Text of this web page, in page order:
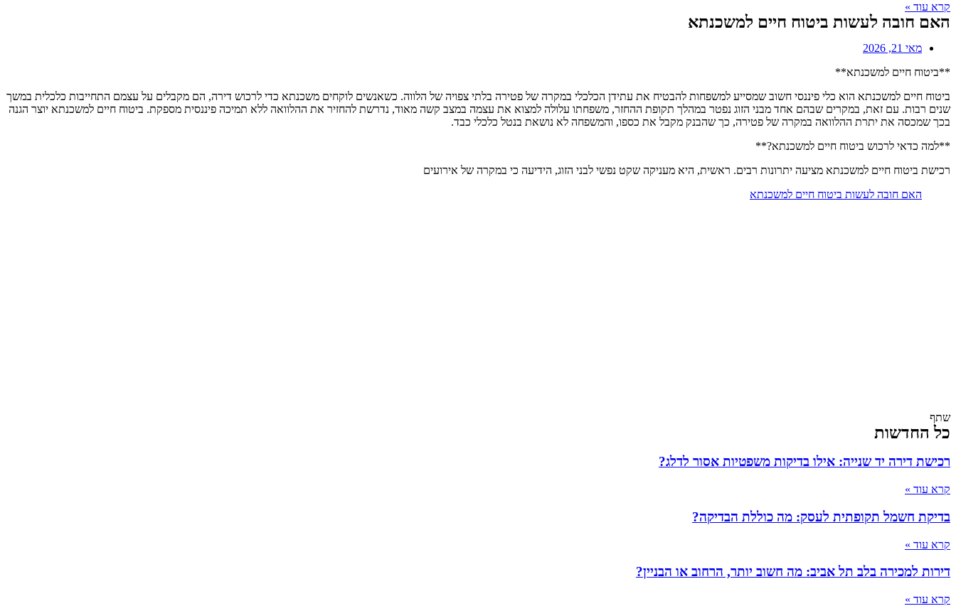
קרא עוד »
האם חובה לעשות ביטוח חיים למשכנתא
מאי 21, 2026
**ביטוח חיים למשכנתא**
ביטוח חיים למשכנתא הוא כלי פיננסי חשוב שמסייע למשפחות להבטיח את עתידן הכלכלי במקרה של פטירה בלתי צפויה של הלווה. כשאנשים לוקחים משכנתא כדי לרכוש דירה, הם מקבלים על עצמם התחייבות כלכלית במשך
שנים רבות. עם זאת, במקרים שבהם אחד מבני הזוג נפטר במהלך תקופת ההחזר, משפחתו עלולה למצוא את עצמה במצב קשה מאוד, נדרשת להחזיר את ההלוואה ללא תמיכה פיננסית מספקת. ביטוח חיים למשכנתא יוצר הגנה
בכך שמכסה את יתרת ההלוואה במקרה של פטירה, כך שהבנק מקבל את כספו, והמשפחה לא נושאת בנטל כלכלי כבד.
**למה כדאי לרכוש ביטוח חיים למשכנתא?**
רכישת ביטוח חיים למשכנתא מציעה יתרונות רבים. ראשית, היא מעניקה שקט נפשי לבני הזוג, הידיעה כי במקרה של אירועים
האם חובה לעשות ביטוח חיים למשכנתא
שתף
כל החדשות
רכישת דירה יד שנייה: אילו בדיקות משפטיות אסור לדלג?
קרא עוד »
בדיקת חשמל תקופתית לעסק: מה כוללת הבדיקה?
קרא עוד »
דירות למכירה בלב תל אביב: מה חשוב יותר, הרחוב או הבניין?
קרא עוד »